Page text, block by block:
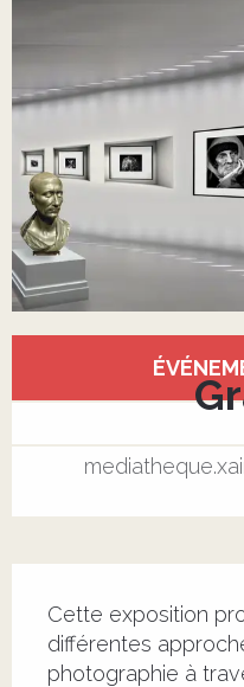
Ouverture et
Cette exposition
différentes
photographie à